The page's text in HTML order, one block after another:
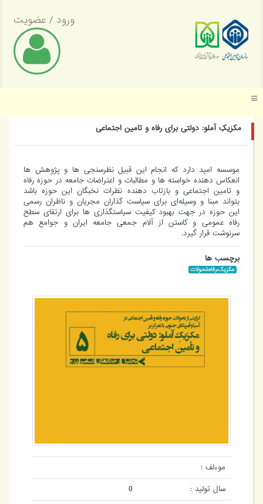
موسسه عالی پژوهش تأمین اجتماعی
ورود/عضویت
مکزیکِ آملو: دولتی برای رفاه و تامین اجتماعی
موسسه امید دارد که انجام این قبیل نظرسنجی ها و پژوهش ها
انعکاس دهنده خواسته ها و مطالبات و اعتراضات جامعه در حوزه رفاه
و تامین اجتماعی و بازتاب دهنده نظرات نخبگان این حوزه باشد
بتواند مبنا و وسیله‌ای برای سیاست گذاران مجریان و ناظران رسمی
این حوزه در جهت بهبود کیفیت سیاستگذاری ها برای ارتقای سطح
رفاه عمومی و کاستن از آلام جمعی جامعه ایران و جوامع هم
سرنوشت قرار گیرد.
برچسب ها
مکزیک،رفاه،تحولات
موءلف :
سال تولید :